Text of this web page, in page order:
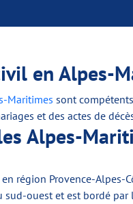
en Alpes-
Maritimes sont
et des actes de
Alpes-
région Provence-Alpes-
sud-ouest et est bordé